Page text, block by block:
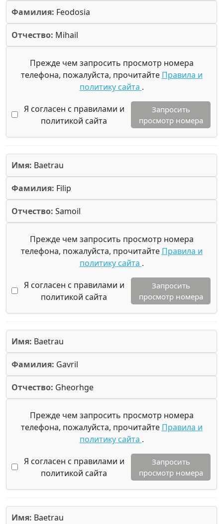
Фамилия: Feodosia
Отчество: Mihail
Прежде чем запросить просмотр номера
телефона, пожалуйста, прочитайте Правила и
политику сайта .
Я согласен с правилами и
политикой сайта
Запросить
просмотр номера
Имя: Baetrau
Фамилия: Filip
Отчество: Samoil
Прежде чем запросить просмотр номера
телефона, пожалуйста, прочитайте Правила и
политику сайта .
Я согласен с правилами и
политикой сайта
Запросить
просмотр номера
Имя: Baetrau
Фамилия: Gavril
Отчество: Gheorhge
Прежде чем запросить просмотр номера
телефона, пожалуйста, прочитайте Правила и
политику сайта .
Я согласен с правилами и
политикой сайта
Запросить
просмотр номера
Имя: Baetrau